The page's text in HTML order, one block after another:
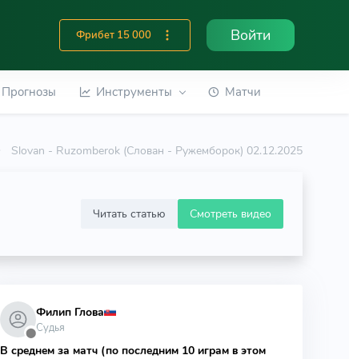
Фрибет 15 000 Войти
Прогнозы Инструменты Матчи
Slovan - Ruzomberok (Слован - Ружемборок) 02.12.2025
Читать статью Смотреть видео
⬤
Филип Глова
Судья
В среднем за матч (по последним 10 играм в этом